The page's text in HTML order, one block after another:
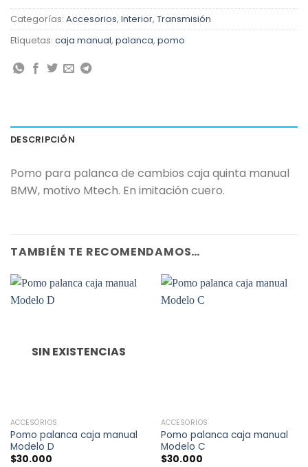
Categorías: Accesorios, Interior, Transmisión
Etiquetas: caja manual, palanca, pomo
DESCRIPCIÓN
Pomo para palanca de cambios caja quinta manual
BMW, motivo Mtech. En imitación cuero.
TAMBIÉN TE RECOMENDAMOS…
SIN EXISTENCIAS
ACCESORIOS
Pomo palanca caja manual
Modelo D
$30.000
ACCESORIOS
Pomo palanca caja manual
Modelo C
$30.000